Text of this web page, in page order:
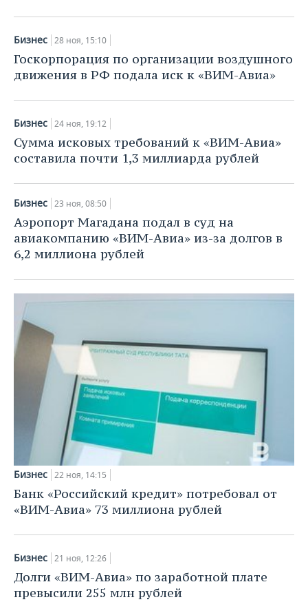
Бизнес 28 ноя, 15:10
Госкорпорация по организации воздушного
движения в РФ подала иск к «ВИМ-Авиа»
Бизнес 24 ноя, 19:12
Сумма исковых требований к «ВИМ-Авиа»
составила почти 1,3 миллиарда рублей
Бизнес 23 ноя, 08:50
Аэропорт Магадана подал в суд на
авиакомпанию «ВИМ-Авиа» из-за долгов в
6,2 миллиона рублей
Бизнес 22 ноя, 14:15
Банк «Российский кредит» потребовал от
«ВИМ-Авиа» 73 миллиона рублей
Бизнес 21 ноя, 12:26
Долги «ВИМ-Авиа» по заработной плате
превысили 255 млн рублей